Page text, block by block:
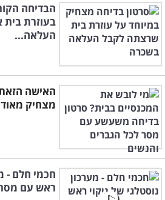
הבדיחה
בעוזרת
העלאה...
האישה
מצחיק
חכמי חלם -
ראש עם